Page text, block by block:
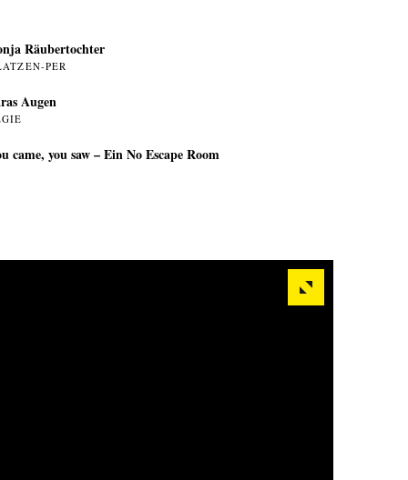
Räubertochter
PER
Augen
came, you saw – Ein No Escape Room